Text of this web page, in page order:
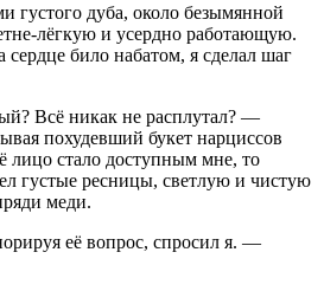
густого дуба, около безымянной
е-лёгкую и усердно работающую.
сердце било набатом, я сделал шаг
Всё никак не расплутал? —
похудевший букет нарциссов
лицо стало доступным мне, то
густые ресницы, светлую и чистую
меди.
её вопрос, спросил я. —